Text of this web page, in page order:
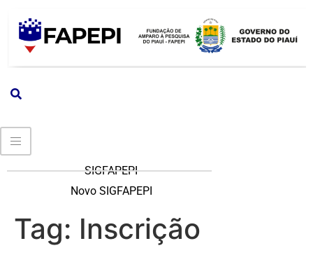
SIGFAPEPI
Novo SIGFAPEPI
Tag: Inscrição